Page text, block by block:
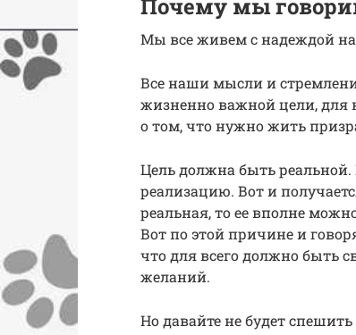
Почему мы
Мы все живем с надеждой
Все наши мысли и
жизненно важной цели, для
о том, что нужно жить
Цель должна быть
реализацию. Вот и
реальная, то ее вполне
Вот по этой причине и
что для всего должно быть
желаний.
Но давайте не будет